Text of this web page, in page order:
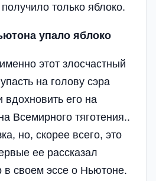
только яблоко.
упало яблоко
этот злосчастный
на голову сэра
его на
Всемирного тяготения..
но, скорее всего, это
ее рассказал
в своем эссе о Ньютоне.